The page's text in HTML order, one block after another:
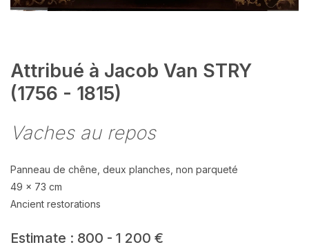
Attribué à Jacob Van STRY
(1756 - 1815)
Vaches au repos
Panneau de chêne, deux planches, non parqueté
49 x 73 cm
Ancient restorations
Estimate : 800 - 1 200 €